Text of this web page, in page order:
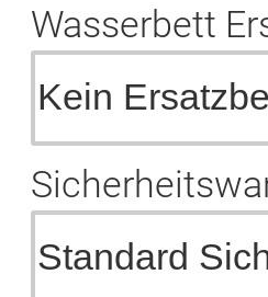
Wasserbett